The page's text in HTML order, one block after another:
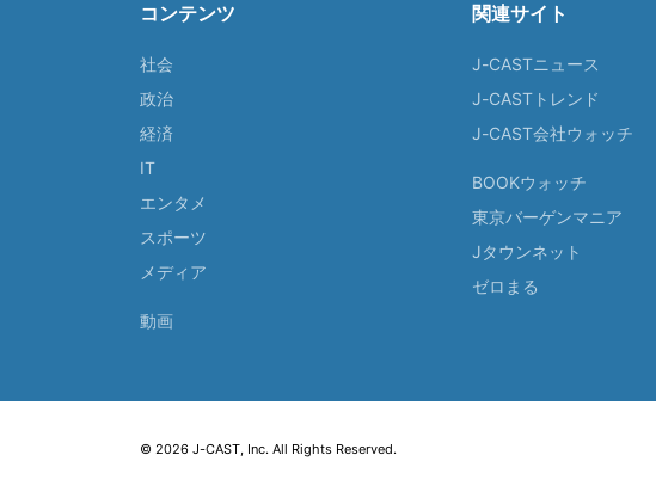
コンテンツ
社会
政治
経済
IT
エンタメ
スポーツ
メディア
動画
関連サイト
J-CASTニュース
J-CASTトレンド
J-CAST会社ウォッチ
BOOKウォッチ
東京バーゲンマニア
Jタウンネット
ゼロまる
© 2026 J-CAST, Inc. All Rights Reserved.